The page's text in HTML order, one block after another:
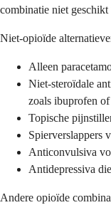
combinatie niet
Niet-opioïde
Alleen
Niet-steroïdale
zoals ibuprofen
Topische
Spierverslappers
Anticonvulsiva
Antidepressiva
Andere opioïde